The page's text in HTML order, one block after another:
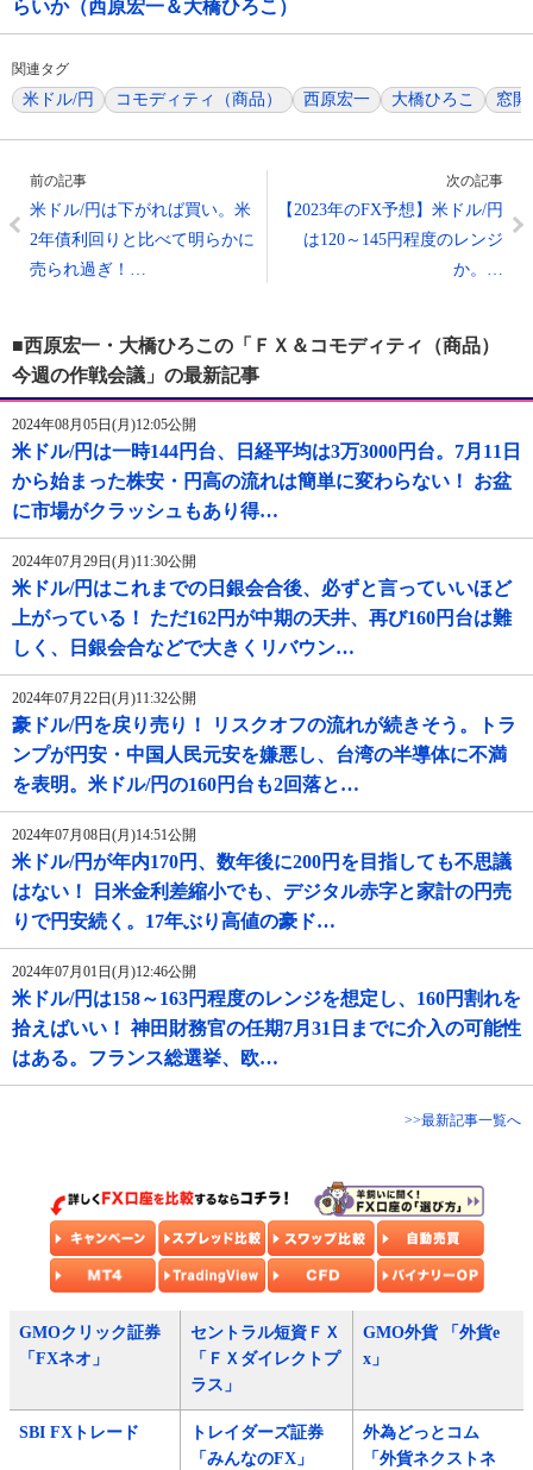
らいか（西原宏一＆大橋ひろこ）
関連タグ
米ドル/円 コモディティ（商品） 西原宏一 大橋ひろこ 窓
前の記事
米ドル/円は下がれば買い。米
2年債利回りと比べて明らかに
売られ過ぎ！…
次の記事
【2023年のFX予想】米ドル/円
は120～145円程度のレンジ
か。…
■西原宏一・大橋ひろこの「ＦＸ＆コモディティ（商品）
今週の作戦会議」の最新記事
2024年08月05日(月)12:05公開
米ドル/円は一時144円台、日経平均は3万3000円台。7月11日
から始まった株安・円高の流れは簡単に変わらない！ お盆
に市場がクラッシュもあり得…
2024年07月29日(月)11:30公開
米ドル/円はこれまでの日銀会合後、必ずと言っていいほど
上がっている！ ただ162円が中期の天井、再び160円台は難
しく、日銀会合などで大きくリバウン…
2024年07月22日(月)11:32公開
豪ドル/円を戻り売り！ リスクオフの流れが続きそう。トラ
ンプが円安・中国人民元安を嫌悪し、台湾の半導体に不満
を表明。米ドル/円の160円台も2回落と…
2024年07月08日(月)14:51公開
米ドル/円が年内170円、数年後に200円を目指しても不思議
はない！ 日米金利差縮小でも、デジタル赤字と家計の円売
りで円安続く。17年ぶり高値の豪ド…
2024年07月01日(月)12:46公開
米ドル/円は158～163円程度のレンジを想定し、160円割れを
拾えばいい！ 神田財務官の任期7月31日までに介入の可能性
はある。フランス総選挙、欧…
>>最新記事一覧へ
GMOクリック証券
「FXネオ」
セントラル短資ＦＸ
「ＦＸダイレクトプ
ラス」
GMO外貨 「外貨e
x」
SBI FXトレード
トレイダーズ証券
「みんなのFX」
外為どっとコム
「外貨ネクストネ